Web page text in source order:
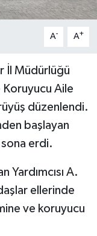
A- A+
İl Müdürlüğü
Koruyucu Aile
düzenlendi.
başlayan
erdi.
Yardımcısı A.
ellerinde
ve koruyucu